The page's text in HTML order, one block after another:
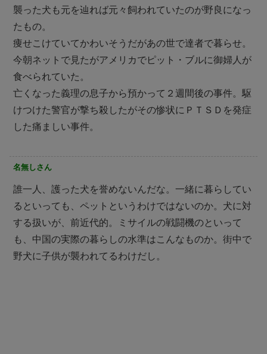
襲った犬も元を辿れば元々飼われていたのが野良になっ
たもの。
痩せこけていてかわいそうだがあの世で達者で暮らせ。
今朝ネットで見たがアメリカでピット・ブルに御婦人が
食べられていた。
亡くなった義理の息子から預かって２週間後の事件。駆
けつけた警官が撃ち殺したがその惨状にＰＴＳＤを発症
した痛ましい事件。
名無しさん
誰一人、護った犬を誉めないんだな。一緒に暮らしてい
るといっても、ペットというわけではないのか。犬に対
する扱いが、前近代的。ミサイルの戦闘機のといって
も、中国の実際の暮らしの水準はこんなものか。街中で
野犬に子供が襲われてるわけだし。